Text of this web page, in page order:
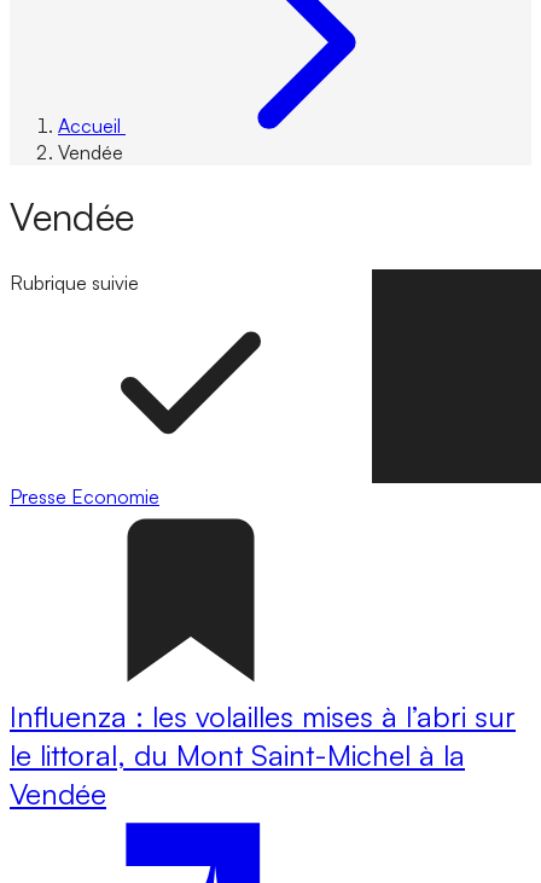
Accueil
Vendée
Vendée
Rubrique suivie
Presse Economie
Influenza : les volailles mises à l’abri sur
le littoral, du Mont Saint-Michel à la
Vendée